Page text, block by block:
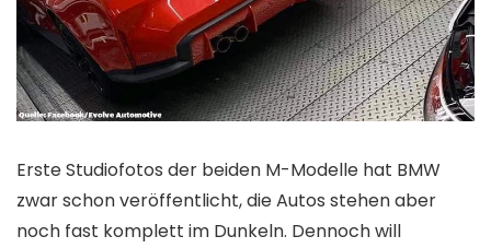
Erste Studiofotos der beiden M-Modelle hat BMW
zwar schon veröffentlicht, die Autos stehen aber
noch fast komplett im Dunkeln. Dennoch will